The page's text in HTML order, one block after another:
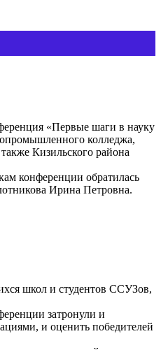
«Первые шаги в науку
колледжа,
Кизильского района
конференции обратилась
Ирина Петровна.
школ и студентов ССУЗов,
затронули и
и оценить победителей